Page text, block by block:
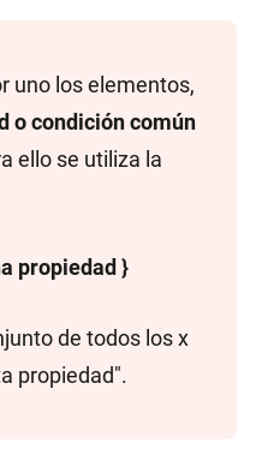
uno los elementos,
o condición común
ello se utiliza la
propiedad }
de todos los x
propiedad".